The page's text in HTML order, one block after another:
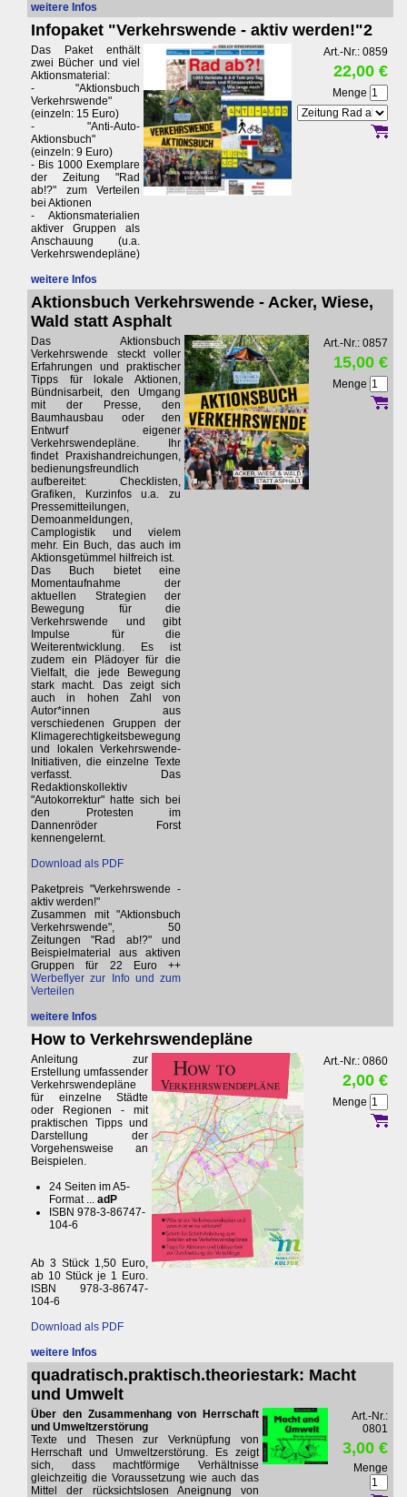
weitere Infos
Infopaket "Verkehrswende - aktiv werden!"2
Das Paket enthält
zwei Bücher und viel
Aktionsmaterial:
- "Aktionsbuch
Verkehrswende"
(einzeln: 15 Euro)
- "Anti-Auto-
Aktionsbuch"
(einzeln: 9 Euro)
- Bis 1000 Exemplare
der Zeitung "Rad
ab!?" zum Verteilen
bei Aktionen
- Aktionsmaterialien
aktiver Gruppen als
Anschauung (u.a.
Verkehrswendepläne)
weitere Infos
Art.-Nr.: 0859
22,00 €
Menge
Aktionsbuch Verkehrswende - Acker, Wiese,
Wald statt Asphalt
Das Aktionsbuch
Verkehrswende steckt voller
Erfahrungen und praktischer
Tipps für lokale Aktionen,
Bündnisarbeit, den Umgang
mit der Presse, den
Baumhausbau oder den
Entwurf eigener
Verkehrswendepläne. Ihr
findet Praxishandreichungen,
bedienungsfreundlich
aufbereitet: Checklisten,
Grafiken, Kurzinfos u.a. zu
Pressemitteilungen,
Demoanmeldungen,
Camplogistik und vielem
mehr. Ein Buch, das auch im
Aktionsgetümmel hilfreich ist.
Das Buch bietet eine
Momentaufnahme der
aktuellen Strategien der
Bewegung für die
Verkehrswende und gibt
Impulse für die
Weiterentwicklung. Es ist
zudem ein Plädoyer für die
Vielfalt, die jede Bewegung
stark macht. Das zeigt sich
auch in hohen Zahl von
Autor*innen aus
verschiedenen Gruppen der
Klimagerechtigkeitsbewegung
und lokalen Verkehrswende-
Initiativen, die einzelne Texte
verfasst. Das
Redaktionskollektiv
"Autokorrektur" hatte sich bei
den Protesten im
Dannenröder Forst
kennengelernt.
Download als PDF
Paketpreis "Verkehrswende -
aktiv werden!"
Zusammen mit "Aktionsbuch
Verkehrswende", 50
Zeitungen "Rad ab!?" und
Beispielmaterial aus aktiven
Gruppen für 22 Euro ++
Werbeflyer zur Info und zum
Verteilen
weitere Infos
Art.-Nr.: 0857
15,00 €
Menge
How to Verkehrswendepläne
Anleitung zur
Erstellung umfassender
Verkehrswendepläne
für einzelne Städte
oder Regionen - mit
praktischen Tipps und
Darstellung der
Vorgehensweise an
Beispielen.
24 Seiten im A5-
Format ... adP
ISBN 978-3-86747-
104-6
Ab 3 Stück 1,50 Euro,
ab 10 Stück je 1 Euro.
ISBN 978-3-86747-
104-6
Download als PDF
weitere Infos
Art.-Nr.: 0860
2,00 €
Menge
quadratisch.praktisch.theoriestark: Macht
und Umwelt
Über den Zusammenhang von Herrschaft
und Umweltzerstörung
Texte und Thesen zur Verknüpfung von
Herrschaft und Umweltzerstörung. Es zeigt
sich, dass machtförmige Verhältnisse
gleichzeitig die Voraussetzung wie auch das
Mittel der rücksichtslosen Aneignung von
Art.-Nr.:
0801
3,00 €
Menge